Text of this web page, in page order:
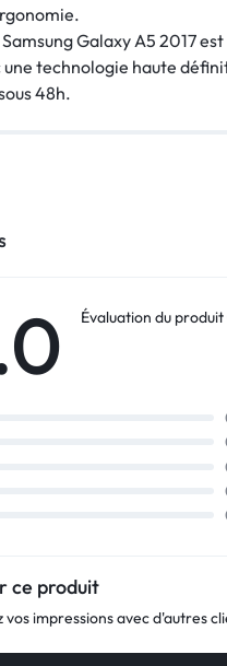
Galaxy A5 2017
une technologie haute
48h.
Évaluation du
ce produit
vos impressions avec d'autres